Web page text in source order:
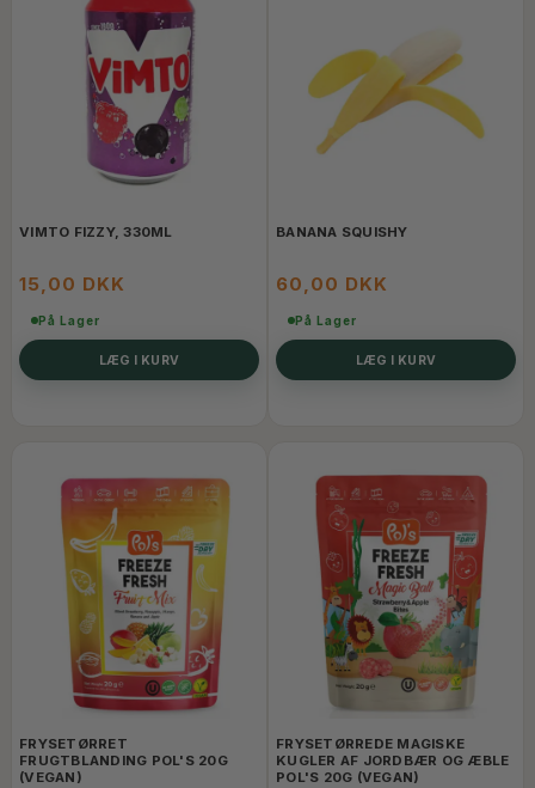
VIMTO FIZZY, 330ML
15,00 DKK
På Lager
LÆG I KURV
BANANA SQUISHY
60,00 DKK
På Lager
LÆG I KURV
FRYSETØRRET
FRUGTBLANDING POL'S 20G
(VEGAN)
FRYSETØRREDE MAGISKE
KUGLER AF JORDBÆR OG ÆBLE
POL'S 20G (VEGAN)